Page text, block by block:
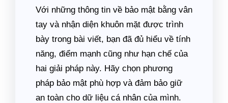
Với những thông tin về bảo mật bằng vân
tay và nhận diện khuôn mặt được trình
bày trong bài viết, bạn đã đủ hiểu về tính
năng, điểm mạnh cũng như hạn chế của
hai giải pháp này. Hãy chọn phương
pháp bảo mật phù hợp và đảm bảo giữ
an toàn cho dữ liệu cá nhân của mình.